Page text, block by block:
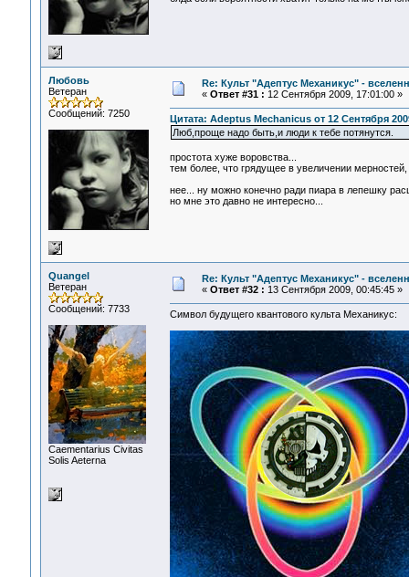
Любовь
Ветеран
Сообщений: 7250
Re: Культ "Адептус Механикус" -
« Ответ #31 : 12 Сентября 2009, 17:01:00 »
Цитата: Adeptus Mechanicus от 12 Сентября
Люб,проще надо быть,и люди к тебе потянутся.
простота хуже воровства...
тем более, что грядущее в увеличении
нее... ну можно конечно ради пиара в лепешку
но мне это давно не интересно...
Quangel
Ветеран
Сообщений: 7733
Сaementarius Civitas
Solis Aeterna
Re: Культ "Адептус Механикус" -
« Ответ #32 : 13 Сентября 2009, 00:45:45 »
Символ будущего квантового культа Механикус: